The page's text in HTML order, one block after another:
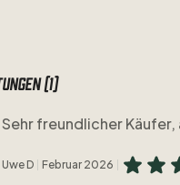
(1)
Sehr freundlicher Käufer,
Uwe D Februar 2026